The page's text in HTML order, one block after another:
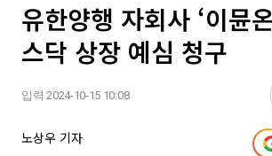
유한양행 자회사 ‘이뮨
스닥 상장 예심 청구
입력 2024-10-15 10:08
노상우 기자